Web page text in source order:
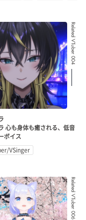
Related VTuber 004
心も身体も癒される、低音
ボイス
VSinger
Related VTuber 006